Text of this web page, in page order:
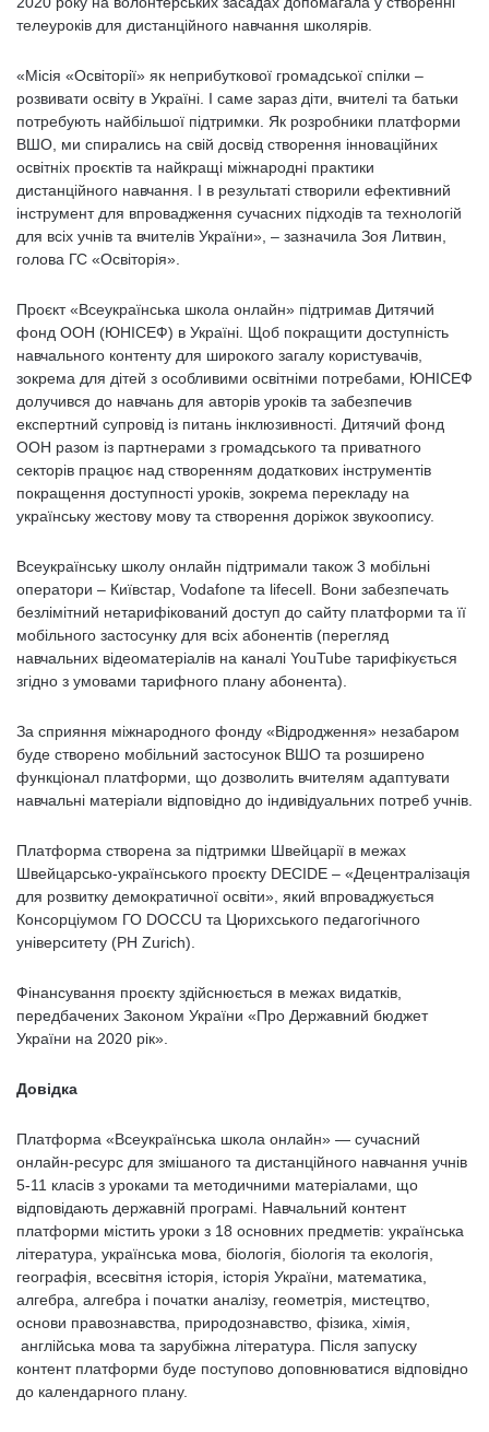
телеуроків для дистанційного навчання школярів.
«Місія «Освіторії» як неприбуткової громадської спілки –
розвивати освіту в Україні. І саме зараз діти, вчителі та батьки
потребують найбільшої підтримки. Як розробники платформи
ВШО, ми спирались на свій досвід створення інноваційних
освітніх проєктів та найкращі міжнародні практики
дистанційного навчання. І в результаті створили ефективний
інструмент для впровадження сучасних підходів та технологій
для всіх учнів та вчителів України», – зазначила Зоя Литвин,
голова ГС «Освіторія».
Проєкт «Всеукраїнська школа онлайн» підтримав Дитячий
фонд ООН (ЮНІСЕФ) в Україні. Щоб покращити доступність
навчального контенту для широкого загалу користувачів,
зокрема для дітей з особливими освітніми потребами, ЮНІСЕФ
долучився до навчань для авторів уроків та забезпечив
експертний супровід із питань інклюзивності. Дитячий фонд
ООН разом із партнерами з громадського та приватного
секторів працює над створенням додаткових інструментів
покращення доступності уроків, зокрема перекладу на
українську жестову мову та створення доріжок звукоопису.
Всеукраїнську школу онлайн підтримали також 3 мобільні
оператори – Київстар, Vodafone та lifecell. Вони забезпечать
безлімітний нетарифікований доступ до сайту платформи та її
мобільного застосунку для всіх абонентів (перегляд
навчальних відеоматеріалів на каналі YouTube тарифікується
згідно з умовами тарифного плану абонента).
За сприяння міжнародного фонду «Відродження» незабаром
буде створено мобільний застосунок ВШО та розширено
функціонал платформи, що дозволить вчителям адаптувати
навчальні матеріали відповідно до індивідуальних потреб учнів.
Платформа створена за підтримки Швейцарії в межах
Швейцарсько-українського проєкту DECIDE – «Децентралізація
для розвитку демократичної освіти», який впроваджується
Консорціумом ГО DOCCU та Цюрихського педагогічного
університету (PH Zurich).
Фінансування проєкту здійснюється в межах видатків,
передбачених Законом України «Про Державний бюджет
України на 2020 рік».
Довідка
Платформа «Всеукраїнська школа онлайн» — сучасний
онлайн-ресурс для змішаного та дистанційного навчання учнів
5-11 класів з уроками та методичними матеріалами, що
відповідають державній програмі. Навчальний контент
платформи містить уроки з 18 основних предметів: українська
література, українська мова, біологія, біологія та екологія,
географія, всесвітня історія, історія України, математика,
алгебра, алгебра і початки аналізу, геометрія, мистецтво,
основи правознавства, природознавство, фізика, хімія,
англійська мова та зарубіжна література. Після запуску
контент платформи буде поступово доповнюватися відповідно
до календарного плану.